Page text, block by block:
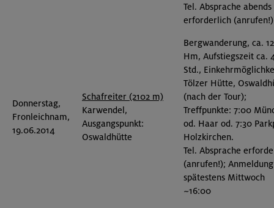
Tel. Absprache abends
erforderlich (anrufen!)
Donnerstag,
Fronleichnam,
19.06.2014
Schafreiter (2102 m)
Karwendel,
Ausgangspunkt:
Oswaldhütte
Bergwanderung, ca.
Hm, Aufstiegszeit ca.
Std.,
Tölzer Hütte,
(nach der Tour);
Treffpunkte: 7:00
od. Haar od. 7:30
Holzkirchen.
Tel. Absprache
(anrufen!);
spätestens Mittwoch
~16:00